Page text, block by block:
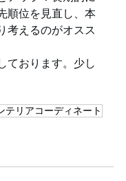
順位を見直し、本
考えるのがオスス
ております。少し
テリアコーディネート